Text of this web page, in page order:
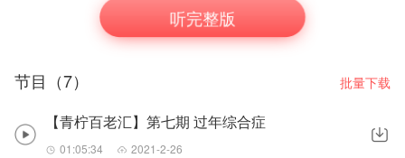
听完整版
节目（7） 批量下载
【青柠百老汇】第七期 过年综合症
01:05:34 2021-2-26